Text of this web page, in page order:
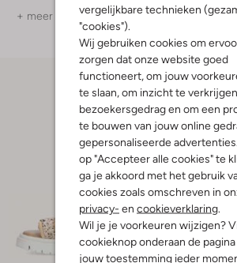
vergelijkbare technieken
"cookies").
Wij gebruiken cookies om
zorgen dat onze website goed
functioneert, om jouw
te slaan, om inzicht te
bezoekersgedrag en om een
te bouwen van jouw online
gepersonaliseerde
op "Accepteer alle cookies" te
ga je akkoord met het gebruik
cookies zoals omschreven in
privacy- en cookieverklaring.
Wil je je voorkeuren wijzigen?
cookieknop onderaan de
jouw toestemming ieder
+ meer kleuren + meer